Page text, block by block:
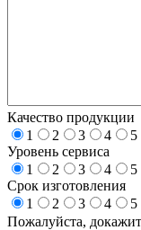
Качество продукции
1
2 3 4
5
Уровень сервиса
1
2 3 4
5
Срок изготовления
1
2 3 4
5
Пожалуйста,